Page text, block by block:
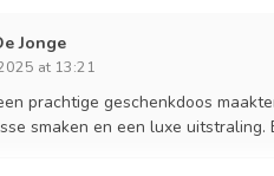
Jonge
at 13:21
prachtige geschenkdoos
smaken en een luxe